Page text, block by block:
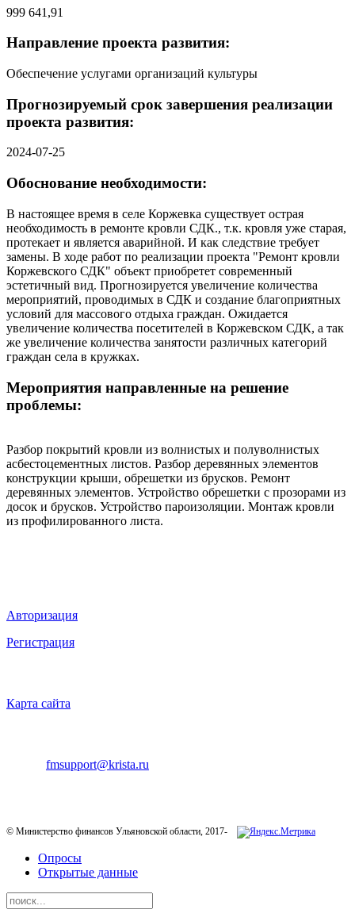
999 641,91
Направление проекта развития:
Обеспечение услугами организаций культуры
Прогнозируемый срок завершения реализации
проекта развития:
2024-07-25
Обоснование необходимости:
В настоящее время в селе Коржевка существует острая
необходимость в ремонте кровли СДК., т.к. кровля уже старая,
протекает и является аварийной. И как следствие требует
замены. В ходе работ по реализации проекта "Ремонт кровли
Коржевского СДК" объект приобретет современный
эстетичный вид. Прогнозируется увеличение количества
мероприятий, проводимых в СДК и создание благоприятных
условий для массового отдыха граждан. Ожидается
увеличение количества посетителей в Коржевском СДК, а так
же увеличение количества занятости различных категорий
граждан села в кружках.
Мероприятия направленные на решение
проблемы:
Разбор покрытий кровли из волнистых и полуволнистых
асбестоцементных листов. Разбор деревянных элементов
конструкции крыши, обрешетки из брусков. Ремонт
деревянных элементов. Устройство обрешетки с прозорами из
досок и брусков. Устройство пароизоляции. Монтаж кровли
из профилированного листа.
Авторизация
Регистрация
Карта сайта
fmsupport@krista.ru
© Министерство финансов Ульяновской области, 2017-
Опросы
Открытые данные